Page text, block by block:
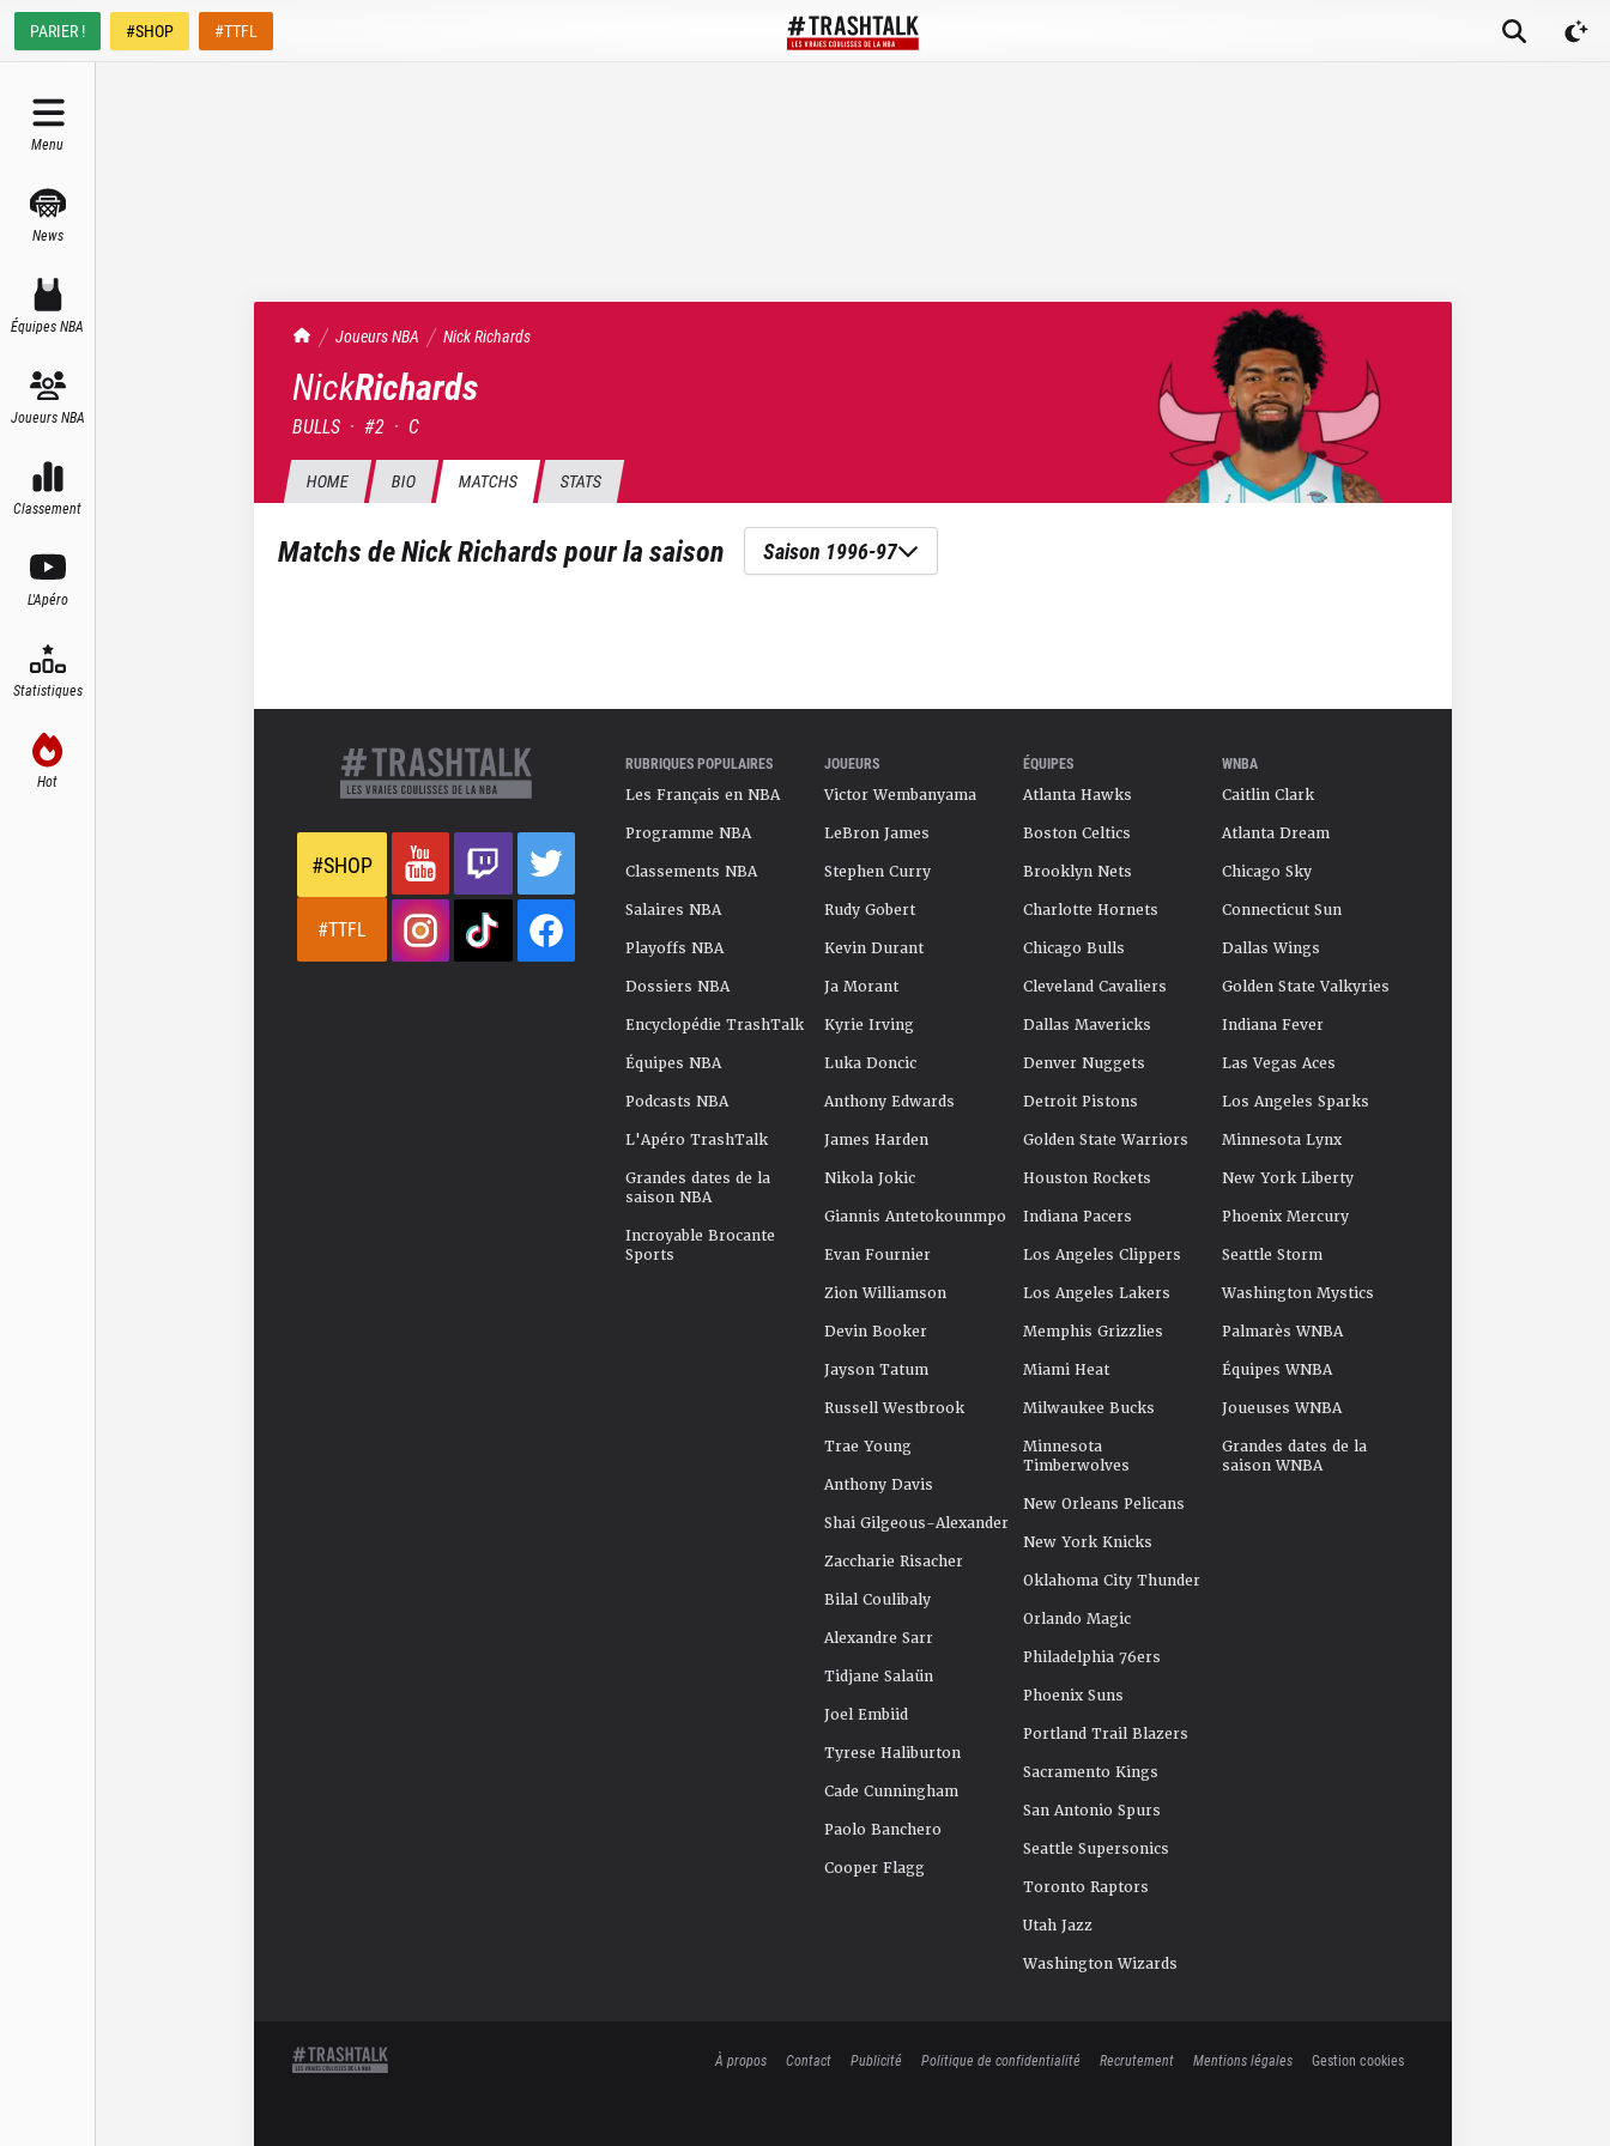
PARIER ! #SHOP #TTFL
Menu
News
Équipes NBA
Joueurs NBA
Classement
L'Apéro
Statistiques
Hot
TrashTalk Actu NBA
Joueurs NBA NickRichards
NickRichards
BULLS · #2 · C
HOME BIO MATCHS STATS
Matchs deNick Richardspour la saison Saison 1996-97
#SHOP
#TTFL
RUBRIQUES POPULAIRES
Les Français en NBA
Programme NBA
Classements NBA
Salaires NBA
Playoffs NBA
Dossiers NBA
Encyclopédie TrashTalk
Équipes NBA
Podcasts NBA
L'Apéro TrashTalk
Grandes dates de la
saison NBA
Incroyable Brocante
Sports
JOUEURS
Victor Wembanyama
LeBron James
Stephen Curry
Rudy Gobert
Kevin Durant
Ja Morant
Kyrie Irving
Luka Doncic
Anthony Edwards
James Harden
Nikola Jokic
Giannis Antetokounmpo
Evan Fournier
Zion Williamson
Devin Booker
Jayson Tatum
Russell Westbrook
Trae Young
Anthony Davis
Shai Gilgeous-Alexander
Zaccharie Risacher
Bilal Coulibaly
Alexandre Sarr
Tidjane Salaün
Joel Embiid
Tyrese Haliburton
Cade Cunningham
Paolo Banchero
Cooper Flagg
ÉQUIPES
Atlanta Hawks
Boston Celtics
Brooklyn Nets
Charlotte Hornets
Chicago Bulls
Cleveland Cavaliers
Dallas Mavericks
Denver Nuggets
Detroit Pistons
Golden State Warriors
Houston Rockets
Indiana Pacers
Los Angeles Clippers
Los Angeles Lakers
Memphis Grizzlies
Miami Heat
Milwaukee Bucks
Minnesota
Timberwolves
New Orleans Pelicans
New York Knicks
Oklahoma City Thunder
Orlando Magic
Philadelphia 76ers
Phoenix Suns
Portland Trail Blazers
Sacramento Kings
San Antonio Spurs
Seattle Supersonics
Toronto Raptors
Utah Jazz
Washington Wizards
WNBA
Caitlin Clark
Atlanta Dream
Chicago Sky
Connecticut Sun
Dallas Wings
Golden State Valkyries
Indiana Fever
Las Vegas Aces
Los Angeles Sparks
Minnesota Lynx
New York Liberty
Phoenix Mercury
Seattle Storm
Washington Mystics
Palmarès WNBA
Équipes WNBA
Joueuses WNBA
Grandes dates de la
saison WNBA
À propos Contact Publicité Politique de confidentialité Recrutement Mentions légales Gestion cookies